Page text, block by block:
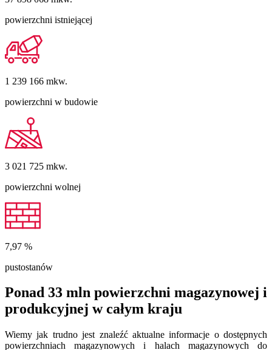
powierzchni istniejącej
1 239 166 mkw.
powierzchni w budowie
3 021 725 mkw.
powierzchni wolnej
7,97 %
pustostanów
Ponad 33 mln powierzchni magazynowej i
produkcyjnej w całym kraju
Wiemy jak trudno jest znaleźć aktualne informacje o dostępnych
powierzchniach magazynowych i halach magazynowych do